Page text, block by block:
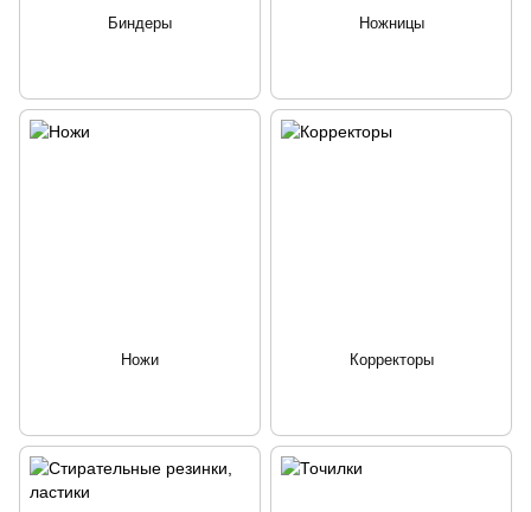
Биндеры Ножницы
Ножи Корректоры